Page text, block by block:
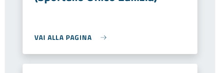
VAI ALLA PAGINA